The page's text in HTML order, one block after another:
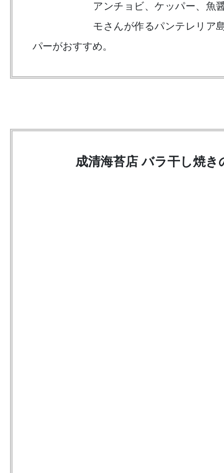
アンチョビ、ケッパー、魚
モさんが作るパンテレリア
パーがおすすめ。
成清海苔店 バラ干し焼き